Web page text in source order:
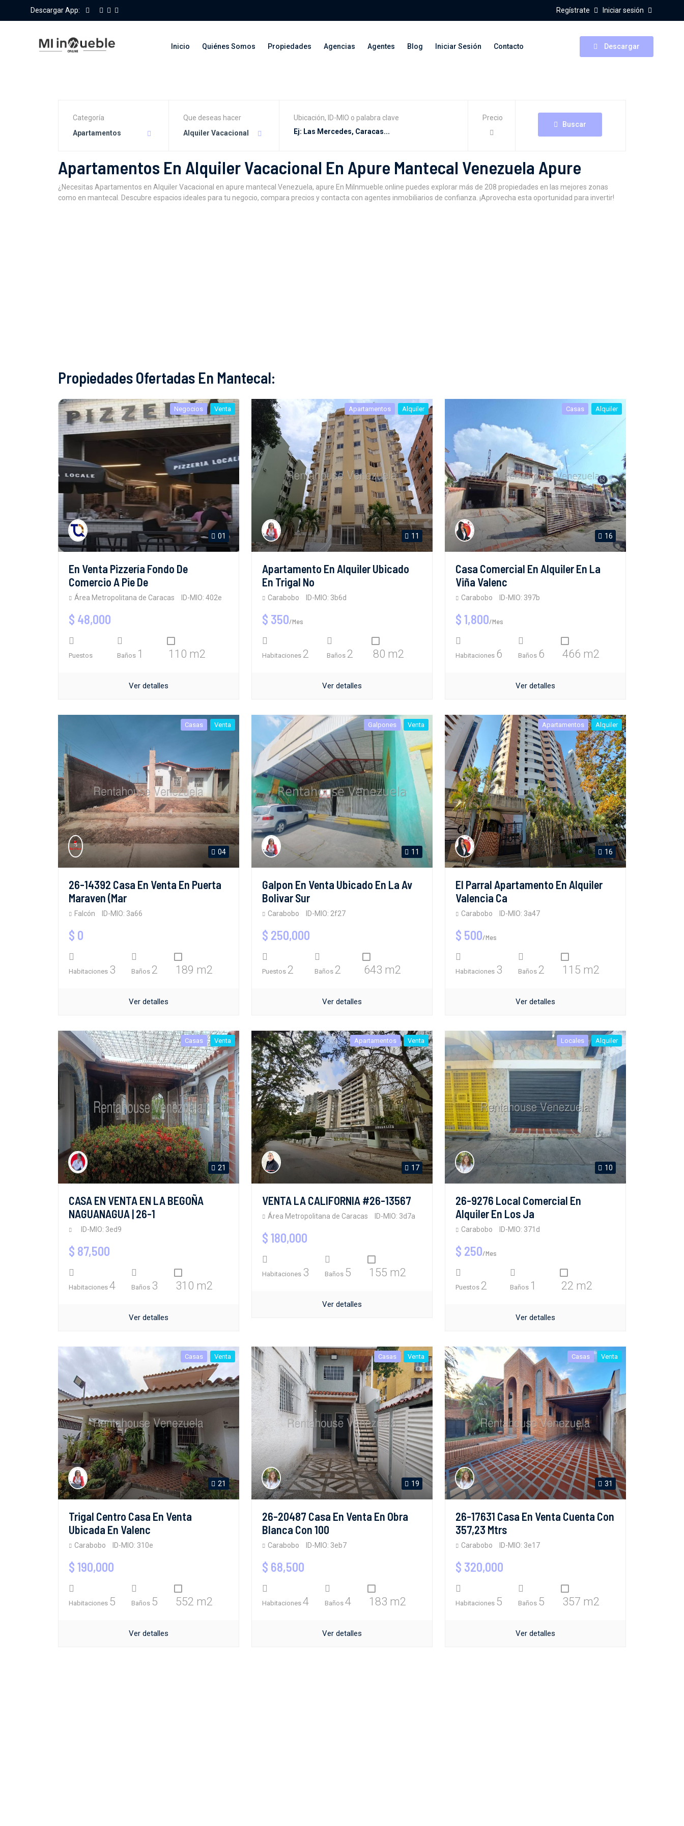
Descargar App: Regístrate Iniciar sesión
Inicio Quiénes Somos Propiedades Agencias Agentes Blog Iniciar Sesión Contacto Descargar
Categoría
Apartamentos
Que deseas hacer
Alquiler Vacacional
Ubicación, ID-MIO o palabra clave
Precio
Buscar
Apartamentos En Alquiler Vacacional En Apure Mantecal Venezuela Apure
¿Necesitas Apartamentos en Alquiler Vacacional en apure mantecal Venezuela, apure En MiInmueble.online puedes explorar más de 208 propiedades en las mejores zonas
como en mantecal. Descubre espacios ideales para tu negocio, compara precios y contacta con agentes inmobiliarios de confianza. ¡Aprovecha esta oportunidad para invertir!
Propiedades Ofertadas En Mantecal:
Negocios Venta
01
En Venta Pizzería Fondo De
Comercio A Pie De
Área Metropolitana de Caracas ID-MIO: 402e
$ 48,000
Puestos Baños 1 110 m2
Ver detalles
Apartamentos Alquiler
11
Apartamento En Alquiler Ubicado
En Trigal No
Carabobo ID-MIO: 3b6d
$ 350/Mes
Habitaciones 2 Baños 2 80 m2
Ver detalles
Casas Alquiler
16
Casa Comercial En Alquiler En La
Viña Valenc
Carabobo ID-MIO: 397b
$ 1,800/Mes
Habitaciones 6 Baños 6 466 m2
Ver detalles
Casas Venta
04
26-14392 Casa En Venta En Puerta
Maraven (Mar
Falcón ID-MIO: 3a66
$ 0
Habitaciones 3 Baños 2 189 m2
Ver detalles
Galpones Venta
11
Galpon En Venta Ubicado En La Av
Bolivar Sur
Carabobo ID-MIO: 2f27
$ 250,000
Puestos 2 Baños 2 643 m2
Ver detalles
Apartamentos Alquiler
16
El Parral Apartamento En Alquiler
Valencia Ca
Carabobo ID-MIO: 3a47
$ 500/Mes
Habitaciones 3 Baños 2 115 m2
Ver detalles
Casas Venta
21
CASA EN VENTA EN LA BEGOÑA
NAGUANAGUA | 26-1
ID-MIO: 3ed9
$ 87,500
Habitaciones 4 Baños 3 310 m2
Ver detalles
Apartamentos Venta
17
VENTA LA CALIFORNIA #26-13567
Área Metropolitana de Caracas ID-MIO: 3d7a
$ 180,000
Habitaciones 3 Baños 5 155 m2
Ver detalles
Locales Alquiler
10
26-9276 Local Comercial En
Alquiler En Los Ja
Carabobo ID-MIO: 371d
$ 250/Mes
Puestos 2 Baños 1 22 m2
Ver detalles
Casas Venta
21
Trigal Centro Casa En Venta
Ubicada En Valenc
Carabobo ID-MIO: 310e
$ 190,000
Habitaciones 5 Baños 5 552 m2
Ver detalles
Casas Venta
19
26-20487 Casa En Venta En Obra
Blanca Con 100
Carabobo ID-MIO: 3eb7
$ 68,500
Habitaciones 4 Baños 4 183 m2
Ver detalles
Casas Venta
31
26-17631 Casa En Venta Cuenta Con
357,23 Mtrs
Carabobo ID-MIO: 3e17
$ 320,000
Habitaciones 5 Baños 5 357 m2
Ver detalles